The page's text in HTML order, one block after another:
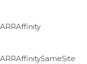
ARRAffinity
ARRAffinitySameSite